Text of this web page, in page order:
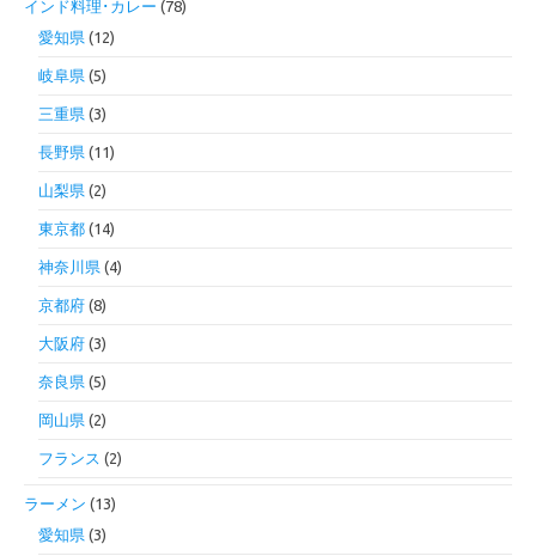
インド料理･カレー (78)
愛知県 (12)
岐阜県 (5)
三重県 (3)
長野県 (11)
山梨県 (2)
東京都 (14)
神奈川県 (4)
京都府 (8)
大阪府 (3)
奈良県 (5)
岡山県 (2)
フランス (2)
ラーメン (13)
愛知県 (3)